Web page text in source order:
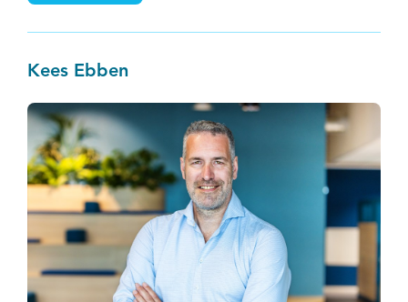
Kees Ebben